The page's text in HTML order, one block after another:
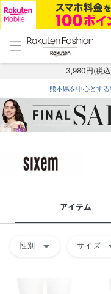
menu home
トップ
3,980円(税込
熊本県を中心とす
アイテム
性別 arrow_drop_down サイズ